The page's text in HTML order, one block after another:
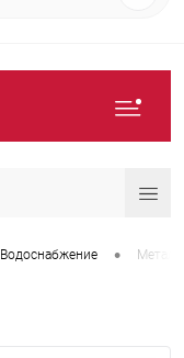
Водоснабжение •